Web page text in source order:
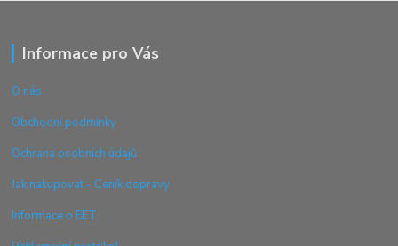
Informace pro Vás
O nás
Obchodní podmínky
Ochrana osobních údajů
Jak nakupovat - Ceník dopravy
Informace o EET